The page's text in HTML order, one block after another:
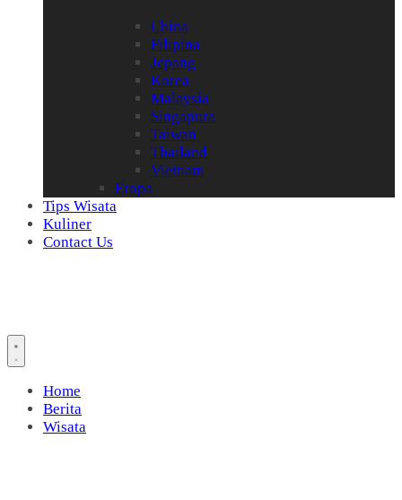
China
Filipina
Jepang
Korea
Malaysia
Singapura
Taiwan
Thailand
Vietnam
Eropa
Tips Wisata
Kuliner
Contact Us
Home
Berita
Wisata